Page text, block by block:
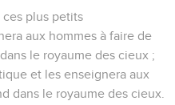
plus petits
aux hommes à faire de
le royaume des cieux ;
et les enseignera aux
dans le royaume des cieux.